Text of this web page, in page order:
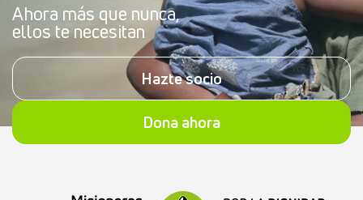
Ahora más que nunca,
ellos te necesitan
Hazte socio
Dona ahora